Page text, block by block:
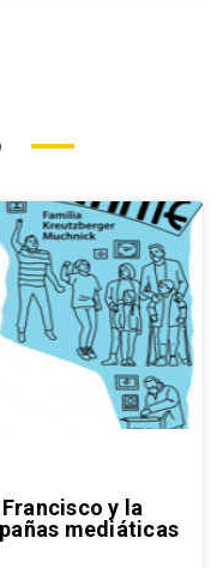
y la
mediáticas